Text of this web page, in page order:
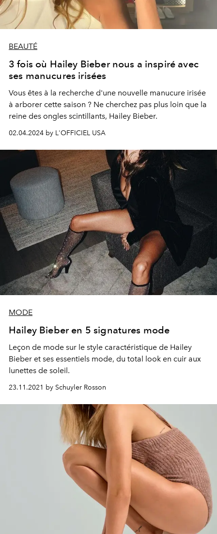
BEAUTÉ
3 fois où Hailey Bieber nous a inspiré avec
ses manucures irisées
Vous êtes à la recherche d'une nouvelle manucure irisée
à arborer cette saison ? Ne cherchez pas plus loin que la
reine des ongles scintillants, Hailey Bieber.
02.04.2024 by L'OFFICIEL USA
MODE
Hailey Bieber en 5 signatures mode
Leçon de mode sur le style caractéristique de Hailey
Bieber et ses essentiels mode, du total look en cuir aux
lunettes de soleil.
23.11.2021 by Schuyler Rosson